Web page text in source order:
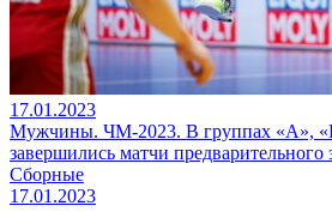
17.01.2023
Мужчины. ЧМ-2023. В группах «А»,
завершились матчи предварительного
Сборные
17.01.2023